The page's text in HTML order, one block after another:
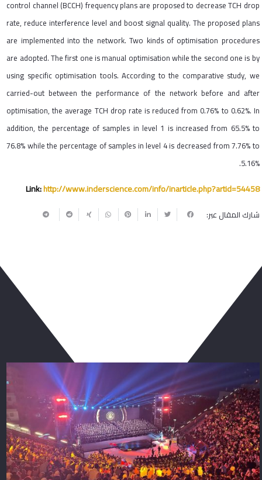
control channel (BCCH) frequency plans are proposed to decrease TCH drop
rate, reduce interference level and boost signal quality. The proposed plans
are implemented into the network. Two kinds of optimisation procedures
are adopted. The first one is manual optimisation while the second one is by
using specific optimisation tools. According to the comparative study, we
carried-out between the performance of the network before and after
optimisation, the average TCH drop rate is reduced from 0.76% to 0.62%. In
addition, the percentage of samples in level 1 is increased from 65.5% to
76.8% while the percentage of samples in level 4 is decreased from 7.76% to
5.16%.
Link:http://www.inderscience.com/info/inarticle.php?artid=54458
شارك المقال عبر: